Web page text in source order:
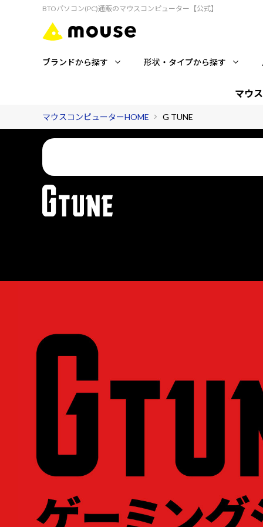
BTOパソコン(PC)通販のマウスコンピューター【公式】
ブランドから探す 形状・タイプから探す
マウ
マウスコンピューターHOME G TUNE